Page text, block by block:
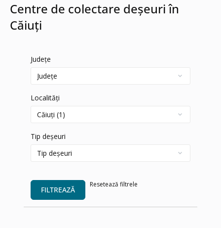
Centre de colectare deșeuri în
Căiuți
Județe
Localități
Tip deșeuri
FILTREAZĂ
Resetează filtrele